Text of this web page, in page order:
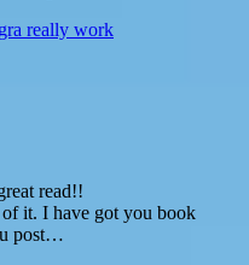
really work
read!!
it. I have got you book
post…